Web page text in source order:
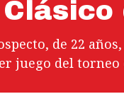
de 22
juego del torneo